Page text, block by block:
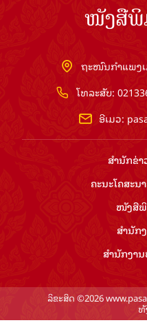
ໜັງສືພິ
ຖະໜົນກຳແພງ
ໂທລະສັບ:
ອີເມວ:
ສຳ​ນັກ​ຂ່
ຄະນະໂຄສະ
ໜັງສືພິ
ສຳ​ນັກ​
ສຳ​ນັກ​ງາ
ລິຂະສິດ ©2026